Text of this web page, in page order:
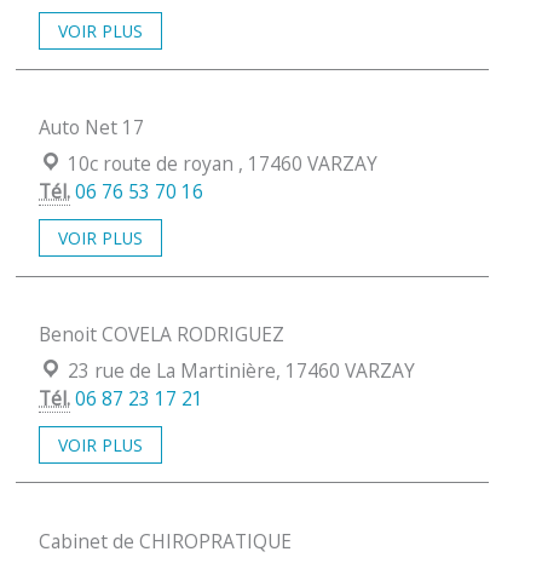
VOIR PLUS
Auto Net 17
Localisation :
10c route de royan , 17460 VARZAY
Tél.06 76 53 70 16
VOIR PLUS
Benoit COVELA RODRIGUEZ
Localisation :
23 rue de La Martinière, 17460 VARZAY
Tél.06 87 23 17 21
VOIR PLUS
Cabinet de CHIROPRATIQUE